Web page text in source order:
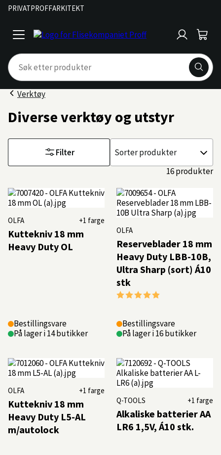
PRIVATPROFFARKITEKT
open
menu
inn
Verktøy
Diverse verktøy og utstyr
Filter
Sorter
etter
16 produkter
Kuttekniv 18 mm
Heavy Duty OL
OLFA +1 farge
Bestillingsvare
På lager i 14 butikker
Reserveblader 18 mm
Heavy Duty LBB-10B,
Ultra Sharp (sort) Á10
stk
Karakter:
OLFA
Bestillingsvare
På lager i 16 butikker
Kuttekniv 18 mm
Heavy Duty L5-AL
m/autolock
OLFA +1 farge
Alkaliske batterier AA
LR6 1,5V, Á10 stk.
Q-TOOLS +1 farge